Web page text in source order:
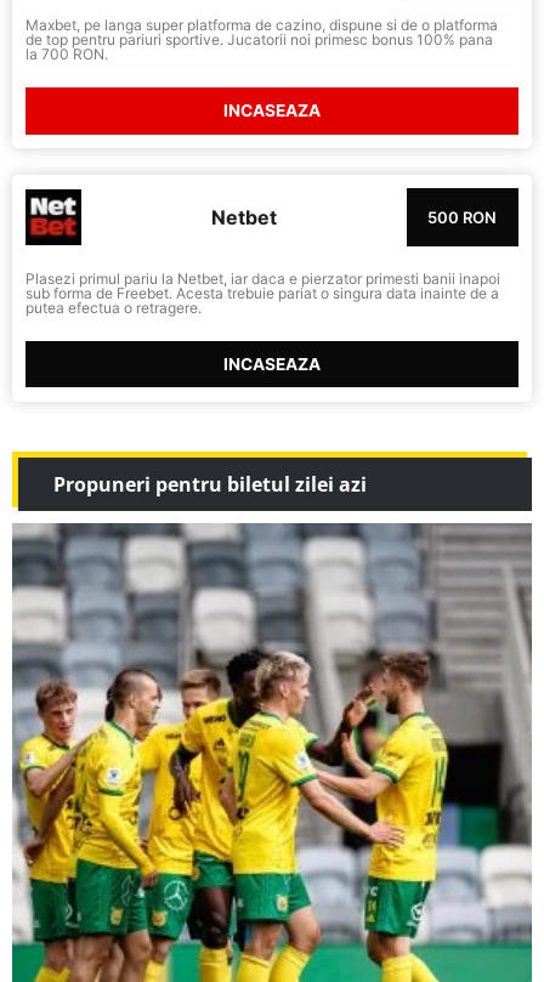
Maxbet, pe langa super platforma de cazino, dispune si de o platforma
de top pentru pariuri sportive. Jucatorii noi primesc bonus 100% pana
la 700 RON.
INCASEAZA
Netbet 500 RON
Plasezi primul pariu la Netbet, iar daca e pierzator primesti banii inapoi
sub forma de Freebet. Acesta trebuie pariat o singura data inainte de a
putea efectua o retragere.
INCASEAZA
Propuneri pentru biletul zilei azi